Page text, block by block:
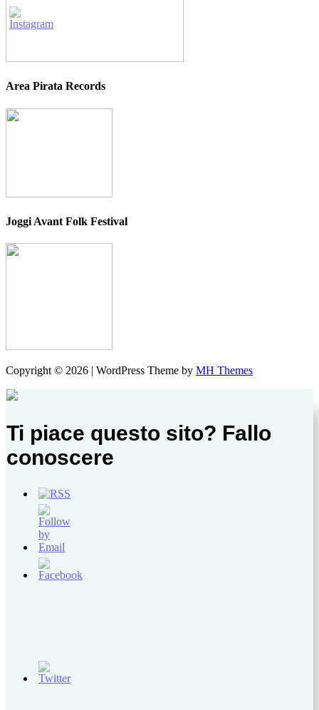
Area Pirata Records
Joggi Avant Folk Festival
Copyright © 2026 | WordPress Theme by MH Themes
Ti piace questo sito? Fallo
conoscere